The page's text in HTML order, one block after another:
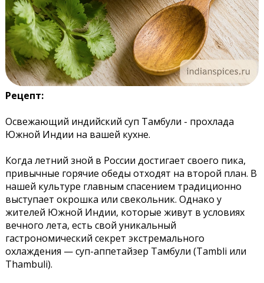
Рецепт:
Освежающий индийский суп Тамбули - прохлада
Южной Индии на вашей кухне.
Когда летний зной в России достигает своего пика,
привычные горячие обеды отходят на второй план. В
нашей культуре главным спасением традиционно
выступает окрошка или свекольник. Однако у
жителей Южной Индии, которые живут в условиях
вечного лета, есть свой уникальный
гастрономический секрет экстремального
охлаждения — суп-аппетайзер Тамбули (Tambli или
Thambuli).